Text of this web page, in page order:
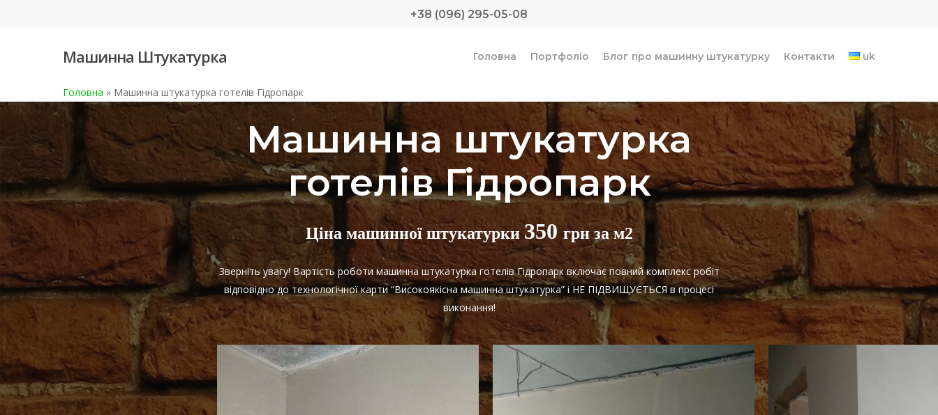
+38 (096) 295-05-08
Машинна Штукатурка Головна Портфоліо Блог про машинну штукатурку Контакти uk
Головна » Машинна штукатурка готелів Гідропарк
Машинна штукатурка
готелів Гідропарк
Ціна машинної штукатурки350грн за м2
Зверніть увагу! Вартість роботи машинна штукатурка готелів Гідропарк включає повний комплекс робіт
відповідно до технологічної карти “Високоякісна машинна штукатурка” і НЕ ПІДВИЩУЄТЬСЯ в процесі
виконання!